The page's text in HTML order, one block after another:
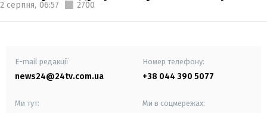
2 серпня, 06:57 2700
E-mail редакції
news24@24tv.com.ua
Номер телефону:
+38 044 390 5077
Ми тут: Ми в соцмережах: